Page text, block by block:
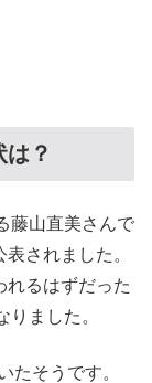
？
藤山直美さんで
されました。
れるはずだった
ました。
たそうです。